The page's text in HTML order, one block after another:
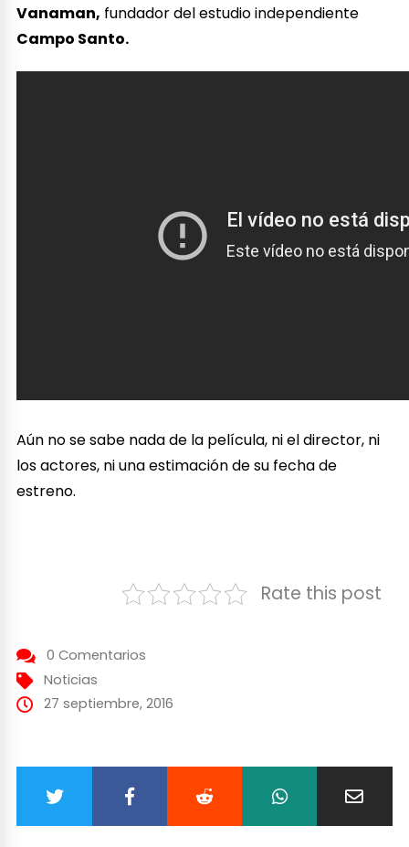
Vanaman, fundador del estudio independiente
Campo Santo.
Aún no se sabe nada de la película, ni el director, ni
los actores, ni una estimación de su fecha de
estreno.
Rate this post
0 Comentarios
Noticias
27 septiembre, 2016